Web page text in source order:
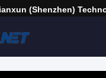
(Shenzhen)